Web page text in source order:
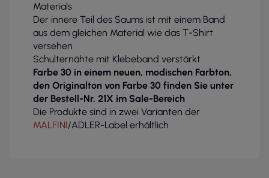
Materials
Der innere Teil des Saums ist mit einem Band
aus dem gleichen Material wie das T-Shirt
versehen
Schulternähte mit Klebeband verstärkt
Farbe 30 in einem neuen, modischen Farbton,
den Originalton von Farbe 30 finden Sie unter
der Bestell-Nr. 21X im Sale-Bereich
Die Produkte sind in zwei Varianten der
MALFINI/ADLER-Label erhältlich